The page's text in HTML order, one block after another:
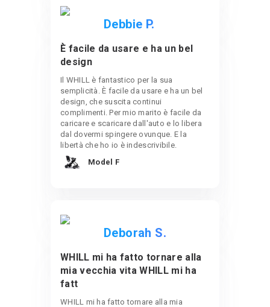
Debbie P.
È facile da usare e ha un bel
design
Il WHILL è fantastico per la sua
semplicità. È facile da usare e ha un bel
design, che suscita continui
complimenti. Per mio marito è facile da
caricare e scaricare dall'auto e lo libera
dal dovermi spingere ovunque. E la
libertà che ho io è indescrivibile.
Model F
Deborah S.
WHILL mi ha fatto tornare alla
mia vecchia vita WHILL mi ha
fatt
WHILL mi ha fatto tornare alla mia